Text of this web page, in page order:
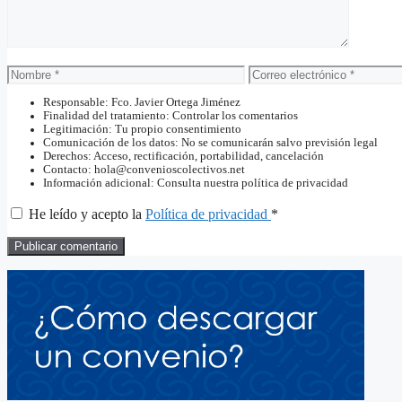
Nombre
Correo
electrónico
Responsable: Fco. Javier Ortega Jiménez
Finalidad del tratamiento: Controlar los comentarios
Legitimación: Tu propio consentimiento
Comunicación de los datos: No se comunicarán salvo previsión legal
Derechos: Acceso, rectificación, portabilidad, cancelación
Contacto: hola@convenioscolectivos.net
Información adicional: Consulta nuestra política de privacidad
He leído y acepto la Política de privacidad *